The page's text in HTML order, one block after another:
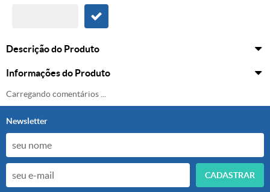
Descrição do Produto
Informações do Produto
Carregando comentários ...
Newsletter
CADASTRAR